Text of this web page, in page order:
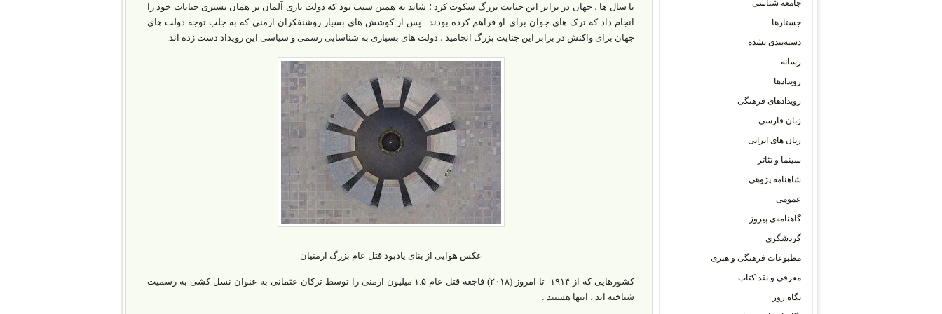
تا سال ها ، جهان در برابر این جنایت بزرگ سکوت کرد ؛ شاید به همین سبب بود که دولت نازی آلمان بر همان بستری جنایات خود را
انجام داد که ترک های جوان برای او فراهم کرده بودند . پس از کوشش های بسیار روشنفکران ارمنی که به جلب توجه دولت های
جهان برای واکنش در برابر این جنایت بزرگ انجامید ، دولت های بسیاری به شناسایی رسمی و سیاسی این رویداد دست زده اند.
عکس هوایی از بنای یادبود قتل عام بزرگ ارمنیان
کشورهایی که از ۱۹۱۴ تا امروز (۲۰۱۸) فاجعه قتل عام ۱.۵ میلیون ارمنی را توسط ترکان عثمانی به عنوان نسل کشی به رسمیت
شناخته اند ، اینها هستند :
جامعه شناسی
جستارها
دسته‌بندی نشده
رسانه
رویدادها
رویدادهای فرهنگی
زبان فارسی
زبان های ایرانی
سینما و تئاتر
شاهنامه پژوهی
عمومی
گاهنامه‌ی پیروز
گردشگری
مطبوعات فرهنگی و هنری
معرفی و نقد کتاب
نگاه روز